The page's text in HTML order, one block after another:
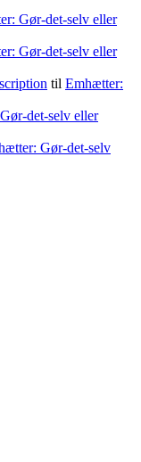
Gør-det-selv eller
Gør-det-selv eller
til Emhætter:
det-selv eller
Gør-det-selv